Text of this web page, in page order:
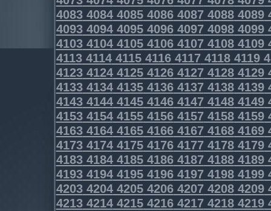
4083408440854086408740884089
4093409440954096409740984099
4103410441054106410741084109
4113411441154116411741184119
4123412441254126412741284129
4133413441354136413741384139
4143414441454146414741484149
4153415441554156415741584159
4163416441654166416741684169
4173417441754176417741784179
4183418441854186418741884189
4193419441954196419741984199
4203420442054206420742084209
4213421442154216421742184219